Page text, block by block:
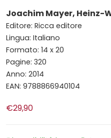
Joachim Mayer, Heinz-
Editore: Ricca editore
Lingua: Italiano
Formato: 14 x 20
Pagine: 320
Anno: 2014
EAN: 9788866940104
€29,90